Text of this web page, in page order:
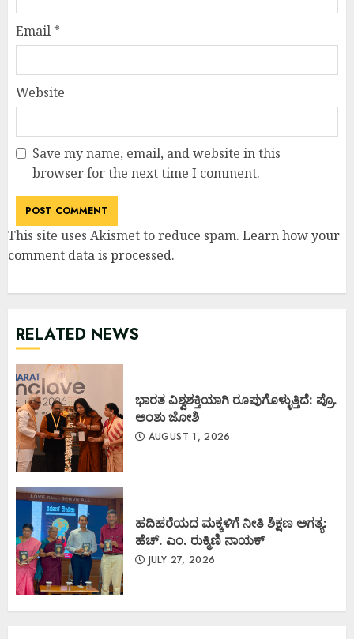
Email *
Website
Save my name, email, and website in this
browser for the next time I comment.
This site uses Akismet to reduce spam. Learn how your
comment data is processed.
RELATED NEWS
ಭಾರತ ವಿಶ್ವಶಕ್ತಿಯಾಗಿ ರೂಪುಗೊಳ್ಳುತ್ತಿದೆ: ಪ್ರೊ.
ಅಂಶು ಜೋಶಿ
AUGUST 1, 2026
ಹದಿಹರೆಯದ ಮಕ್ಕಳಿಗೆ ನೀತಿ ಶಿಕ್ಷಣ ಅಗತ್ಯ:
ಹೆಚ್. ಎಂ. ರುಕ್ಮಿಣಿ ನಾಯಕ್
JULY 27, 2026